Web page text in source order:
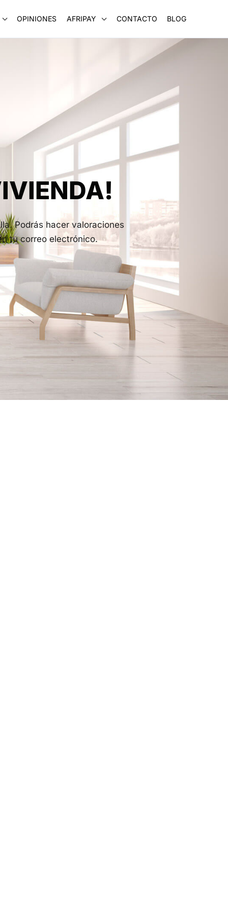
OPINIONES AFRIPAY CONTACTO BLOG
Podrás hacer valoraciones
tu correo electrónico.